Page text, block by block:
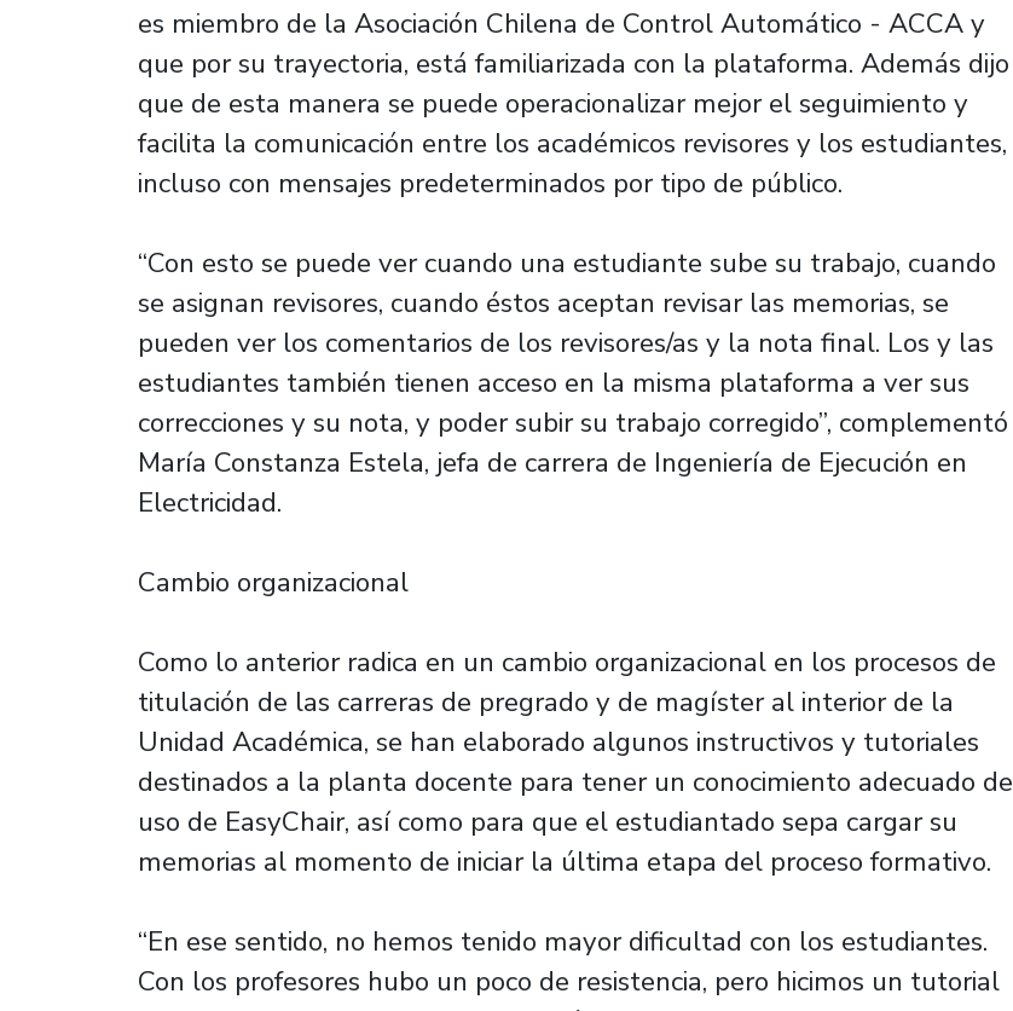
es miembro de la Asociación Chilena de Control Automático - ACCA y
que por su trayectoria, está familiarizada con la plataforma. Además dijo
que de esta manera se puede operacionalizar mejor el seguimiento y
facilita la comunicación entre los académicos revisores y los estudiantes,
incluso con mensajes predeterminados por tipo de público.
“Con esto se puede ver cuando una estudiante sube su trabajo, cuando
se asignan revisores, cuando éstos aceptan revisar las memorias, se
pueden ver los comentarios de los revisores/as y la nota final. Los y las
estudiantes también tienen acceso en la misma plataforma a ver sus
correcciones y su nota, y poder subir su trabajo corregido”, complementó
María Constanza Estela, jefa de carrera de Ingeniería de Ejecución en
Electricidad.
Cambio organizacional
Como lo anterior radica en un cambio organizacional en los procesos de
titulación de las carreras de pregrado y de magíster al interior de la
Unidad Académica, se han elaborado algunos instructivos y tutoriales
destinados a la planta docente para tener un conocimiento adecuado de
uso de EasyChair, así como para que el estudiantado sepa cargar su
memorias al momento de iniciar la última etapa del proceso formativo.
“En ese sentido, no hemos tenido mayor dificultad con los estudiantes.
Con los profesores hubo un poco de resistencia, pero hicimos un tutorial